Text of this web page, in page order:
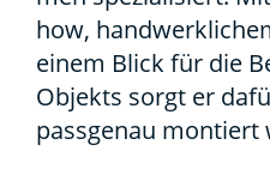
how,
einem Blick für die
Objekts sorgt er
pass­ge­nau mon­tiert